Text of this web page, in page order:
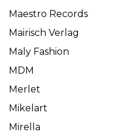
Maestro Records
Mairisch Verlag
Maly Fashion
MDM
Merlet
Mikelart
Mirella